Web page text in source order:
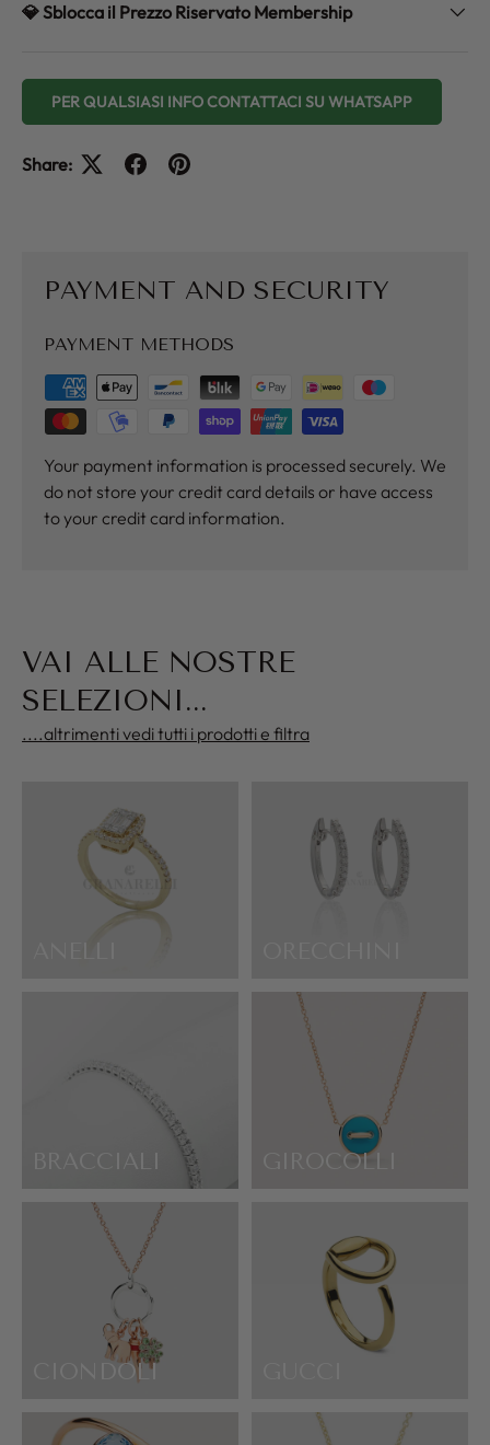
💎 Sblocca il Prezzo Riservato Membership
PER QUALSIASI INFO CONTATTACI SU WHATSAPP
Share:
PAYMENT AND SECURITY
PAYMENT METHODS
Your payment information is processed securely. We
do not store your credit card details or have access
to your credit card information.
VAI ALLE NOSTRE
SELEZIONI...
....altrimenti vedi tutti i prodotti e filtra
ANELLI
BRACCIALI GIROCOLLI
CIONDOLI